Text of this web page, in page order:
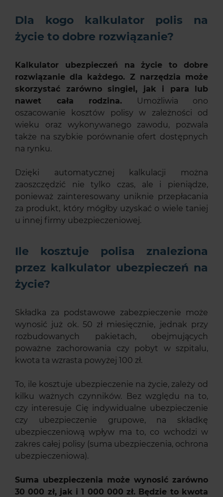
Dla kogo kalkulator polis na
życie to dobre rozwiązanie?
Kalkulator ubezpieczeń na życie to dobre
rozwiązanie dla każdego. Z narzędzia może
skorzystać zarówno singiel, jak i para lub
nawet cała rodzina. Umożliwia ono
oszacowanie kosztów polisy w zależności od
wieku oraz wykonywanego zawodu, pozwala
także na szybkie porównanie ofert dostępnych
na rynku.
Dzięki automatycznej kalkulacji można
zaoszczędzić nie tylko czas, ale i pieniądze,
ponieważ zainteresowany uniknie przepłacania
za produkt, który mógłby uzyskać o wiele taniej
u innej firmy ubezpieczeniowej.
Ile kosztuje polisa znaleziona
przez kalkulator ubezpieczeń na
życie?
Składka za podstawowe zabezpieczenie może
wynosić już ok. 50 zł miesięcznie, jednak przy
rozbudowanych pakietach, obejmujących
poważne zachorowania czy pobyt w szpitalu,
kwota ta wzrasta powyżej 100 zł.
To, ile kosztuje ubezpieczenie na życie, zależy od
kilku ważnych czynników. Bez względu na to,
czy interesuje Cię indywidualne ubezpieczenie
czy ubezpieczenie grupowe, na składkę
ubezpieczeniową wpływ ma to, co wchodzi w
zakres całej polisy (suma ubezpieczenia, ochrona
ubezpieczeniowa).
Suma ubezpieczenia może wynosić zarówno
30 000 zł, jak i 1 000 000 zł. Będzie to kwota